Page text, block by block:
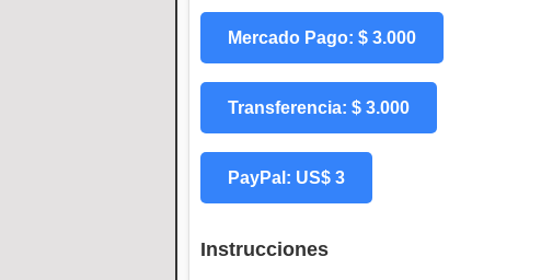
Mercado Pago: $ 3.000
Transferencia: $ 3.000
PayPal: US$ 3
Instrucciones